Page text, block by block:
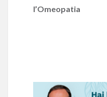
l’Omeopatia